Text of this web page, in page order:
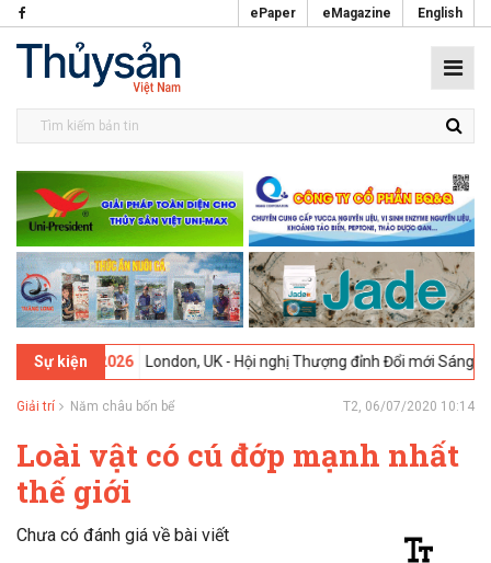
ePaper eMagazine English
Sự kiện
02-2026 London, UK - Hội nghị Thượng đỉnh Đổi mới Sáng tạo trong
Giải trí Năm châu bốn bể T2, 06/07/2020 10:14
Loài vật có cú đớp mạnh nhất
thế giới
Chưa có đánh giá về bài viết